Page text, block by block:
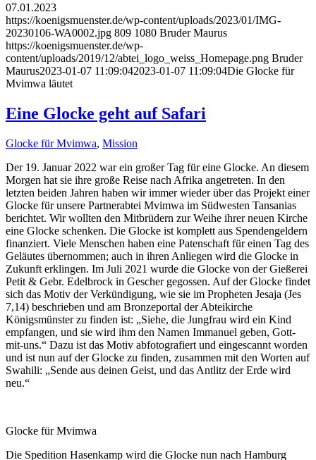
07.01.2023
https://koenigsmuenster.de/wp-content/uploads/2023/01/IMG-
20230106-WA0002.jpg 809 1080 Bruder Maurus
https://koenigsmuenster.de/wp-
content/uploads/2019/12/abtei_logo_weiss_Homepage.png Bruder
Maurus2023-01-07 11:09:042023-01-07 11:09:04Die Glocke für
Mvimwa läutet
Eine Glocke geht auf Safari
Glocke für Mvimwa, Mission
Der 19. Januar 2022 war ein großer Tag für eine Glocke. An diesem
Morgen hat sie ihre große Reise nach Afrika angetreten. In den
letzten beiden Jahren haben wir immer wieder über das Projekt einer
Glocke für unsere Partnerabtei Mvimwa im Südwesten Tansanias
berichtet. Wir wollten den Mitbrüdern zur Weihe ihrer neuen Kirche
eine Glocke schenken. Die Glocke ist komplett aus Spendengeldern
finanziert. Viele Menschen haben eine Patenschaft für einen Tag des
Geläutes übernommen; auch in ihren Anliegen wird die Glocke in
Zukunft erklingen. Im Juli 2021 wurde die Glocke von der Gießerei
Petit & Gebr. Edelbrock in Gescher gegossen. Auf der Glocke findet
sich das Motiv der Verkündigung, wie sie im Propheten Jesaja (Jes
7,14) beschrieben und am Bronzeportal der Abteikirche
Königsmünster zu finden ist: „Siehe, die Jungfrau wird ein Kind
empfangen, und sie wird ihm den Namen Immanuel geben, Gott-
mit-uns.“ Dazu ist das Motiv abfotografiert und eingescannt worden
und ist nun auf der Glocke zu finden, zusammen mit den Worten auf
Swahili: „Sende aus deinen Geist, und das Antlitz der Erde wird
neu.“
Glocke für Mvimwa
Die Spedition Hasenkamp wird die Glocke nun nach Hamburg